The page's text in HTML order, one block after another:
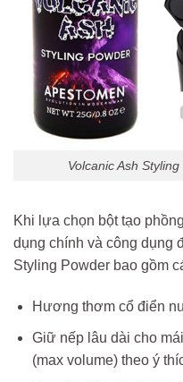
Volcanic Ash
Khi lựa chọn bột tạo
dụng chính và công dụng
Styling Powder bao gồm
Hương thơm cổ điển
Giữ nếp lâu dài cho
(max volume) theo ý